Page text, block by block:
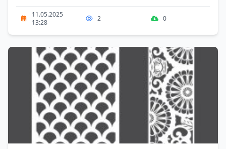
11.05.2025
13:28
2 0